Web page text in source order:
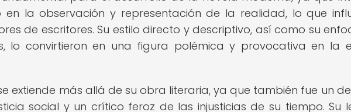
en la observación y representación de la realidad, lo que
de escritores. Su estilo directo y descriptivo, así como su
lo convirtieron en una figura polémica y provocativa en la
extiende más allá de su obra literaria, ya que también fue un
social y un crítico feroz de las injusticias de su tiempo. Su